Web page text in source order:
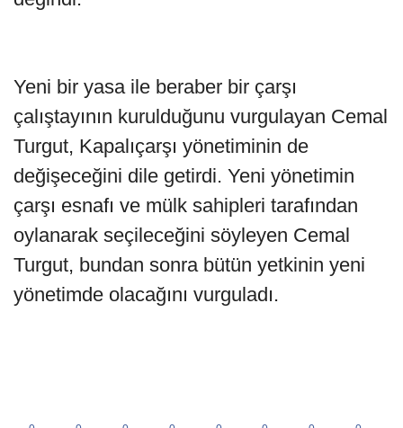
Yeni bir yasa ile beraber bir çarşı
çalıştayının kurulduğunu vurgulayan Cemal
Turgut, Kapalıçarşı yönetiminin de
değişeceğini dile getirdi. Yeni yönetimin
çarşı esnafı ve mülk sahipleri tarafından
oylanarak seçileceğini söyleyen Cemal
Turgut, bundan sonra bütün yetkinin yeni
yönetimde olacağını vurguladı.